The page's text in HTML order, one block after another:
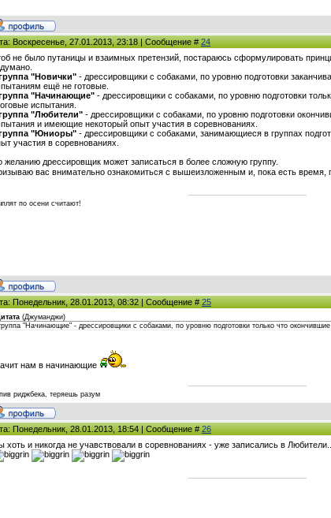
Воскресенье, 27.01.2013, 23:18 | Сообщение #24
не было путаницы и взаимных претензий, постараюсь сформулировать
"Новички" - дрессировщики с собаками, по уровню подготовки
ещё не готовые.
"Начинающие" - дрессировщики с собаками, по уровню подготовки
испытания.
"Любители" - дрессировщики с собаками, по уровню подготовки
и имеющие некоторый опыт участия в соревнованиях.
"Юниоры" - дрессировщики с собаками, занимающиеся в группах
участия в соревнованиях.
желанию дрессировщик может записаться в более сложную группу.
вас внимательно ознакомиться с вышеизложенным и, пока есть время,
по осени считают!
Понедельник, 28.01.2013, 08:32 | Сообщение #25
(Джуманджи)
"Начинающие" - дрессировщики с собаками, по уровню подготовки только что
нам в начинающие
риджбека, теряешь разум
Понедельник, 28.01.2013, 18:54 | Сообщение #26
хоть и никогда не учавствовали в соревнованиях - уже записались в